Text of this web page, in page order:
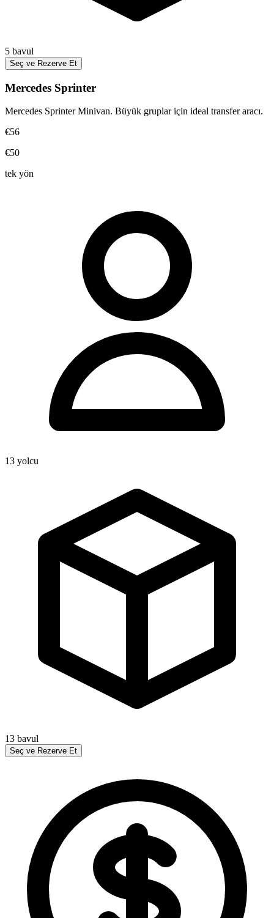
5 bavul
Seç ve Rezerve Et
Mercedes Sprinter
Mercedes Sprinter Minivan. Büyük gruplar için ideal transfer aracı.
€56
€50
tek yön
13 yolcu
13 bavul
Seç ve Rezerve Et